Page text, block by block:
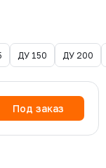
ДУ 150 ДУ 200
Под заказ